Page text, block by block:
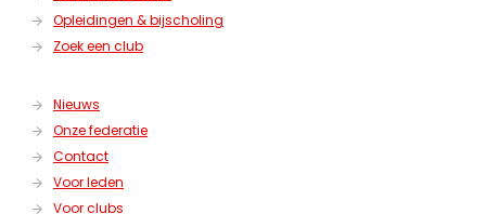
Opleidingen & bijscholing
Zoek een club
Nieuws
Onze federatie
Contact
Voor leden
Voor clubs